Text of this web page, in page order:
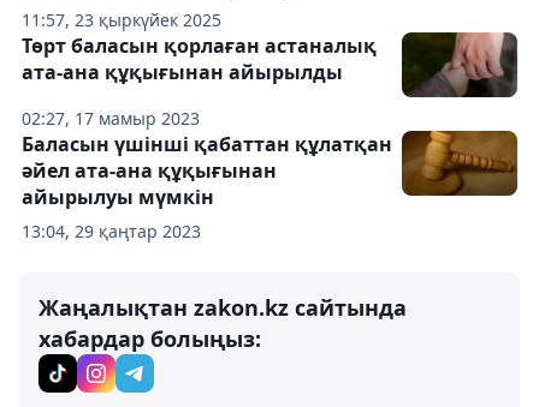
11:57, 23 қыркүйек 2025
02:27, 17 мамыр 2023
Төрт баласын қорлаған астаналық
ата-ана құқығынан айырылды
13:04, 29 қаңтар 2023
Баласын үшінші қабаттан құлатқан
әйел ата-ана құқығынан
айырылуы мүмкін
Жаңалықтан zakon.kz сайтында
хабардар болыңыз: